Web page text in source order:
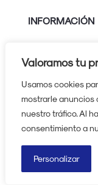
Valoramos tu
Usamos cookies
mostrarle anuncios
nuestro tráfico. Al
consentimiento a
Personalizar
INFORMACIÓN
Política de
Protocolo
630 224